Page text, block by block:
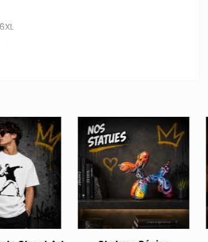
à la taille de chaque individu.
de résister face aux différents lavages
du tissu !
habitude de dessiner des pochoirs
sur des faits d'actualité qui poussent
ce tee shirt de Banksy représentant